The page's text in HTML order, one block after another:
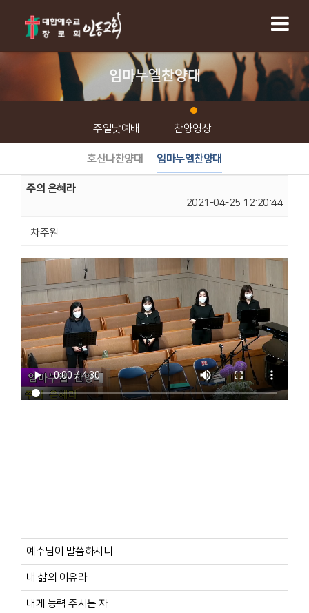
임마누엘찬양대
주일낮예배 찬양영상
호산나찬양대 임마누엘찬양대
주의 은혜라
2021-04-25 12:20:44
차주원
예수님이 말씀하시니
내 삶의 이유라
내게 능력 주시는 자